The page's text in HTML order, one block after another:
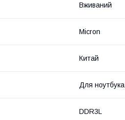
Вживаний
Micron
Китай
Для ноутбука
DDR3L